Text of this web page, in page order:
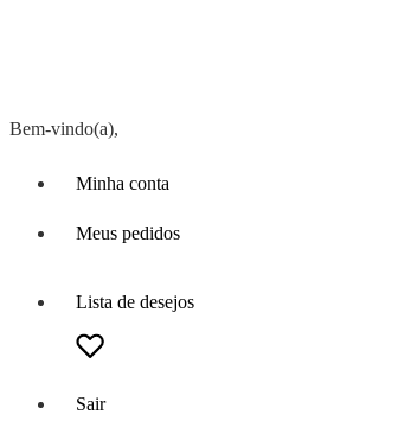
Bem-vindo(a),
Minha conta
Meus pedidos
Lista de desejos
Sair